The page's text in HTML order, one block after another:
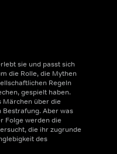
sie und passt sich
die Rolle, die Mythen
Regeln
gespielt haben.
Märchen über die
Aber was
Folge werden die
die ihr zugrunde
des